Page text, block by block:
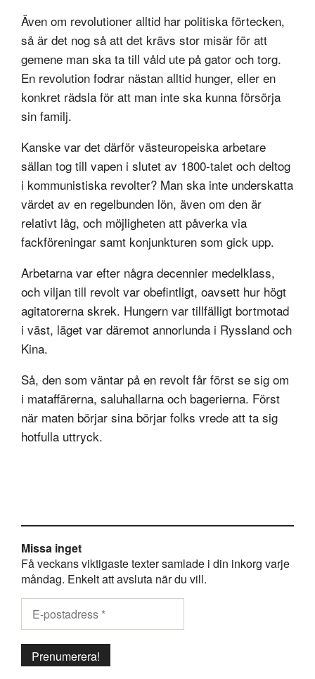
Även om revolutioner alltid har politiska förtecken,
så är det nog så att det krävs stor misär för att
gemene man ska ta till våld ute på gator och torg.
En revolution fodrar nästan alltid hunger, eller en
konkret rädsla för att man inte ska kunna försörja
sin familj.
Kanske var det därför västeuropeiska arbetare
sällan tog till vapen i slutet av 1800-talet och deltog
i kommunistiska revolter? Man ska inte underskatta
värdet av en regelbunden lön, även om den är
relativt låg, och möjligheten att påverka via
fackföreningar samt konjunkturen som gick upp.
Arbetarna var efter några decennier medelklass,
och viljan till revolt var obefintligt, oavsett hur högt
agitatorerna skrek. Hungern var tillfälligt bortmotad
i väst, läget var däremot annorlunda i Ryssland och
Kina.
Så, den som väntar på en revolt får först se sig om
i mataffärerna, saluhallarna och bagerierna. Först
när maten börjar sina börjar folks vrede att ta sig
hotfulla uttryck.
Missa inget
Få veckans viktigaste texter samlade i din inkorg varje
måndag. Enkelt att avsluta när du vill.